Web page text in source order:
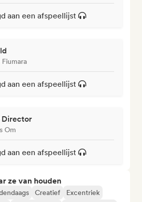
aan een afspeellijst
aan een afspeellijst
Om
aan een afspeellijst
ze van houden
Creatief
Excentriek